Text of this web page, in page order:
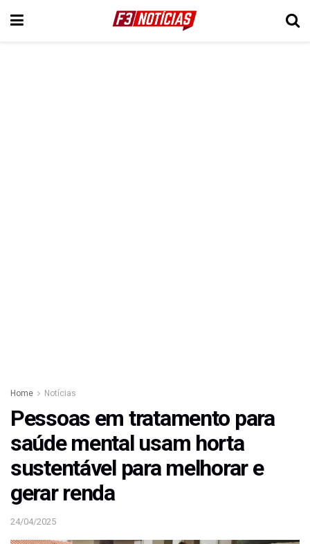
Home Notícias
Pessoas em tratamento para
saúde mental usam horta
sustentável para melhorar e
gerar renda
24/04/2025